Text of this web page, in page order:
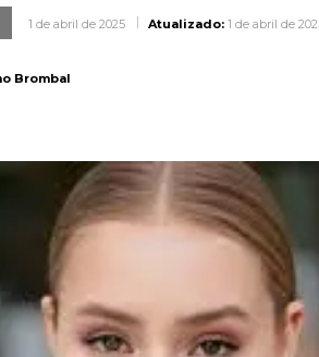
1 de abril de 2025 Atualizado: 1 de abril de
Brombal